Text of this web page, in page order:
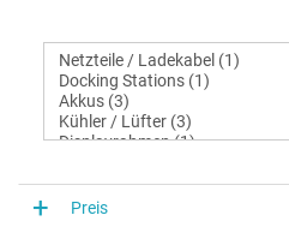
Preis